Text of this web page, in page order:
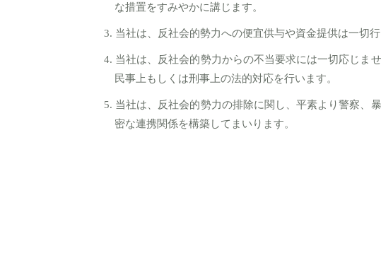
な措置をすみやかに講じます。
当社は、反社会的勢力への便宜供与や資金提供は一切行
当社は、反社会的勢力からの不当要求には一切応じま
民事上もしくは刑事上の法的対応を行います。
当社は、反社会的勢力の排除に関し、平素より警察、
密な連携関係を構築してまいります。